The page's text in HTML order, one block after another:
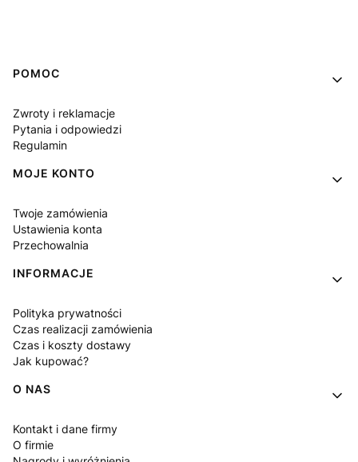
Linki w stopce
POMOC
Zwroty i reklamacje
Pytania i odpowiedzi
Regulamin
MOJE KONTO
Twoje zamówienia
Ustawienia konta
Przechowalnia
INFORMACJE
Polityka prywatności
Czas realizacji zamówienia
Czas i koszty dostawy
Jak kupować?
O NAS
Kontakt i dane firmy
O firmie